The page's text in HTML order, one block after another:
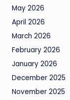
May 2026
April 2026
March 2026
February 2026
January 2026
December 2025
November 2025